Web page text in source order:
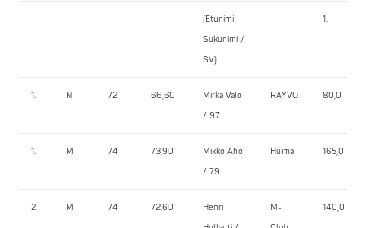
(Etunimi
Sukunimi /
SV)
1.
1. N 72 66,60
Mirka Valo
/ 97
RAYVO 80,0
1. M 74 73,90
Mikko Aho
/ 79
Huima 165,0
2. M 74 72,60
Henri
M-
140,0